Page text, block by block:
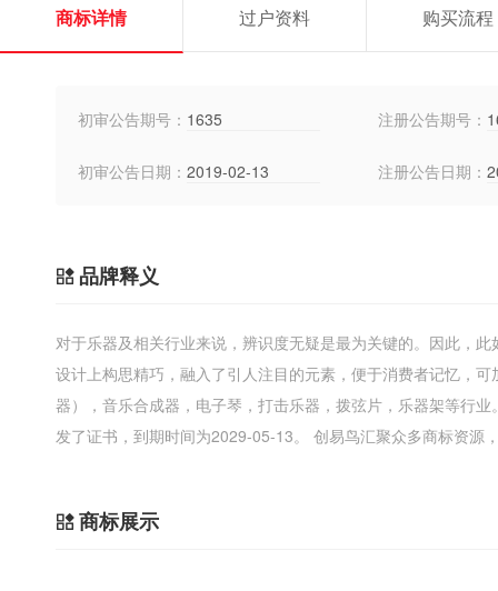
商标详情 过户资料 购买流程
初审公告期号： 1635 注册公告期号：
初审公告日期： 2019-02-13 注册公告日期：
品牌释义
对于乐器及相关行业来说，辨识度无疑是最为关键的。因此，
设计上构思精巧，融入了引人注目的元素，便于消费者记忆，
器），音乐合成器，电子琴，打击乐器，拨弦片，乐器架等行
发了证书，到期时间为2029-05-13。 创易鸟汇聚众多商标资源
商标展示